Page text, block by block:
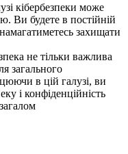
кібербезпеки може
Ви будете в постійній
захищати
не тільки важлива
загального
в цій галузі, ви
і конфіденційність